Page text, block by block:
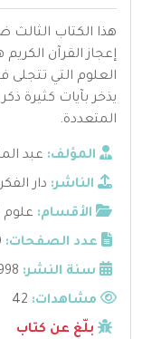
هذا الكتاب
إعجاز القرآن
العلوم التي تتجلى
يذخر بآيات كثيرة
المتعددة.
المؤلف: عبد
الناشر: دار
الأقسام: علوم
عدد الصفحات:
سنة النشر:
مشاهدات:
بلّغ عن كتاب